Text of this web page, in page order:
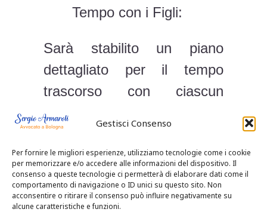
Gestisci Consenso
Per fornire le migliori esperienze, utilizziamo tecnologie come i cookie
per memorizzare e/o accedere alle informazioni del dispositivo. Il
consenso a queste tecnologie ci permetterà di elaborare dati come il
comportamento di navigazione o ID unici su questo sito. Non
acconsentire o ritirare il consenso può influire negativamente su
alcune caratteristiche e funzioni.
Tempo con i Figli:
Sarà stabilito un piano
dettagliato per il tempo
trascorso con ciascun
genitore, includendo
weekend, festività e
vacanze.
Obblighi Finanziari e
Alimenti: